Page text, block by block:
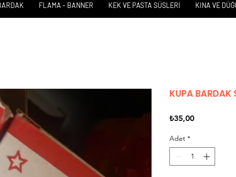
FLAMA - BANNER KEK VE PASTA SÜSLERİ KINA VE
KUPA BARDAK
₺35,00Fiyat
Adet *